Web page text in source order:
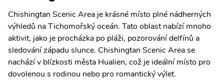
Chishingtan Scenic Area je krásné místo plné nádherných
výhledů na Tichomořský oceán. Tato oblast nabízí mnoho
aktivit, jako je procházka po pláži, pozorování delfínů a
sledování západu slunce. Chishingtan Scenic Area se
nachází v blízkosti města Hualien, což je ideální místo pro
dovolenou s rodinou nebo pro romantický výlet.